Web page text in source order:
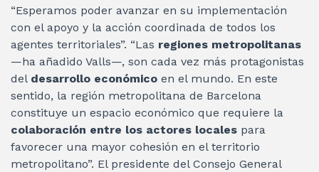
“Esperamos poder avanzar en su implementación
con el apoyo y la acción coordinada de todos los
agentes territoriales”. “Las regiones metropolitanas
—ha añadido Valls—, son cada vez más protagonistas
del desarrollo económico en el mundo. En este
sentido, la región metropolitana de Barcelona
constituye un espacio económico que requiere la
colaboración entre los actores locales para
favorecer una mayor cohesión en el territorio
metropolitano”. El presidente del Consejo General